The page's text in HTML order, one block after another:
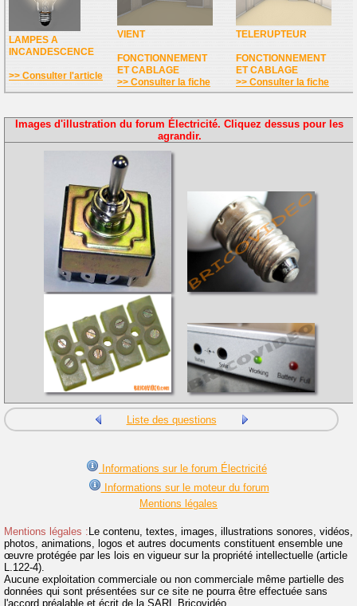
LAMPES A
INCANDESCENCE
>> Consulter l'article
VIENT
FONCTIONNEMENT
ET CABLAGE
>> Consulter la fiche
TELERUPTEUR
FONCTIONNEMENT
ET CABLAGE
>> Consulter la fiche
Images d'illustration du forum Électricité. Cliquez dessus pour les
agrandir.
Liste des questions
Informations sur le forum Électricité
Informations sur le moteur du forum
Mentions légales
Mentions légales : Le contenu, textes, images, illustrations sonores, vidéos,
photos, animations, logos et autres documents constituent ensemble une
œuvre protégée par les lois en vigueur sur la propriété intellectuelle (article
L.122-4).
Aucune exploitation commerciale ou non commerciale même partielle des
données qui sont présentées sur ce site ne pourra être effectuée sans
l'accord préalable et écrit de la SARL Bricovidéo.